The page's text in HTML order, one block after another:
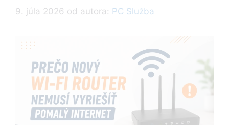
9. júla 2026 od autora: PC Služba